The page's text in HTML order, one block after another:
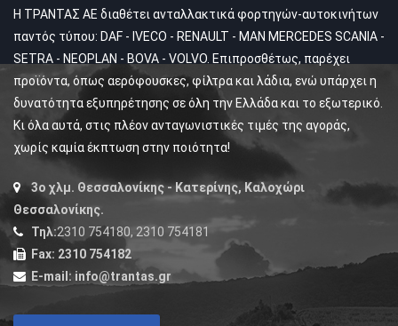
Η ΤΡΑΝΤΑΣ ΑΕ διαθέτει ανταλλακτικά φορτηγών-αυτοκινήτων
παντός τύπου: DAF - IVECO - RENAULT - MAN MERCEDES SCANIA -
SETRA - NEOPLAN - BOVA - VOLVO. Επιπροσθέτως, παρέχει
προϊόντα, όπως αερόφουσκες, φίλτρα και λάδια, ενώ υπάρχει η
δυνατότητα εξυπηρέτησης σε όλη την Ελλάδα και το εξωτερικό.
Κι όλα αυτά, στις πλέον ανταγωνιστικές τιμές της αγοράς,
χωρίς καμία έκπτωση στην ποιότητα!
3ο χλμ. Θεσσαλονίκης - Κατερίνης, Καλοχώρι
Θεσσαλονίκης.
Τηλ:2310 754180, 2310 754181
Fax: 2310 754182
E-mail: info@trantas.gr